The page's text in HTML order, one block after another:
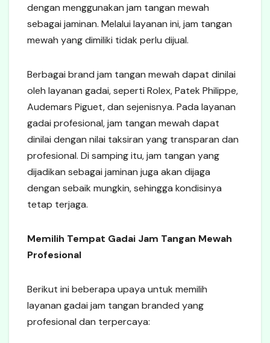
dengan menggunakan jam tangan mewah
sebagai jaminan. Melalui layanan ini, jam tangan
mewah yang dimiliki tidak perlu dijual.
Berbagai brand jam tangan mewah dapat dinilai
oleh layanan gadai, seperti Rolex, Patek Philippe,
Audemars Piguet, dan sejenisnya. Pada layanan
gadai profesional, jam tangan mewah dapat
dinilai dengan nilai taksiran yang transparan dan
profesional. Di samping itu, jam tangan yang
dijadikan sebagai jaminan juga akan dijaga
dengan sebaik mungkin, sehingga kondisinya
tetap terjaga.
Memilih Tempat Gadai Jam Tangan Mewah
Profesional
Berikut ini beberapa upaya untuk memilih
layanan gadai jam tangan branded yang
profesional dan terpercaya: